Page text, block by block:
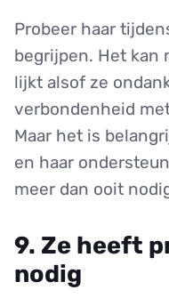
Probeer haar
begrijpen. Het kan
lijkt alsof ze
verbondenheid
Maar het is
en haar
meer dan ooit
9. Ze heeft
nodig